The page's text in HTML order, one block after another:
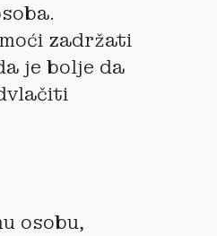
zadržati
je bolje da
osobu,